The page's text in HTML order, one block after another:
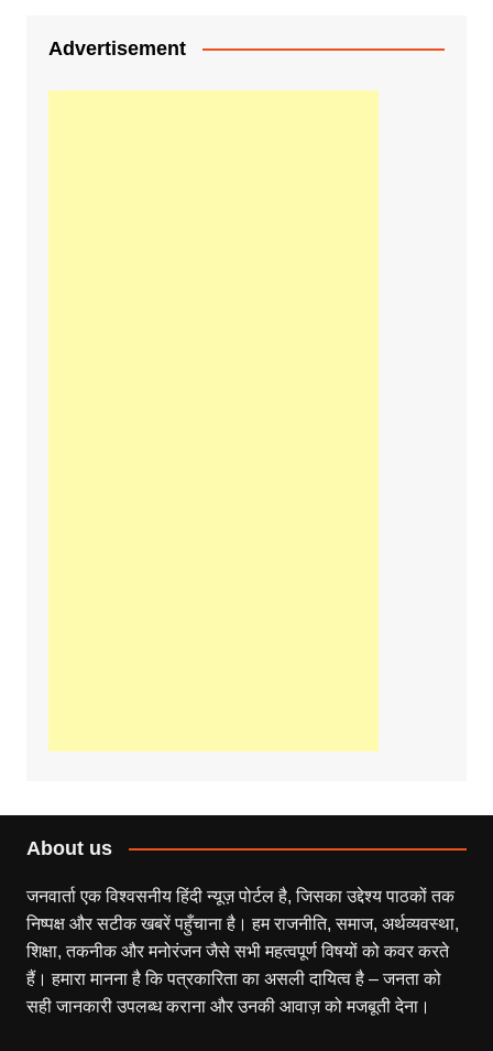
Advertisement
About us
जनवार्ता एक विश्वसनीय हिंदी न्यूज़ पोर्टल है, जिसका उद्देश्य पाठकों तक
निष्पक्ष और सटीक खबरें पहुँचाना है। हम राजनीति, समाज, अर्थव्यवस्था,
शिक्षा, तकनीक और मनोरंजन जैसे सभी महत्वपूर्ण विषयों को कवर करते
हैं। हमारा मानना है कि पत्रकारिता का असली दायित्व है – जनता को
सही जानकारी उपलब्ध कराना और उनकी आवाज़ को मजबूती देना।